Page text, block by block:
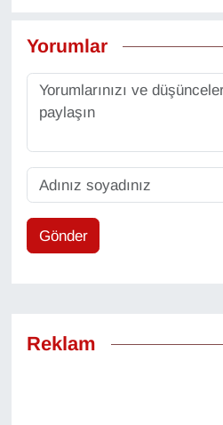
Yorumlar
Gönder
Reklam